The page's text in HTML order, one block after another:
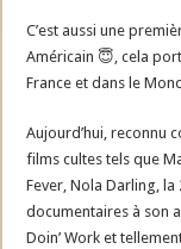
C’est aussi une
Américain 😇 , cela
France et dans le
Aujourd’hui, reconnu
films cultes tels que
Fever, Nola Darling,
documentaires à son
Doin’ Work et